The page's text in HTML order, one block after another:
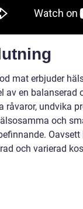
mat erbjuder
av en balanserad
råvaror, undvika
och
och varierad